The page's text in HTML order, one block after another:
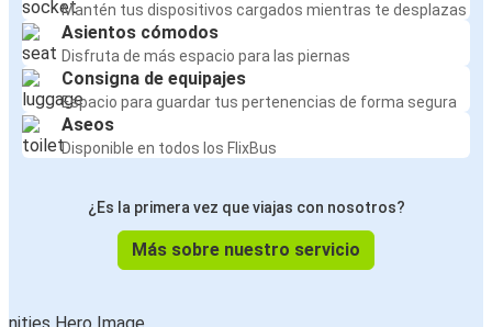
Mantén tus dispositivos cargados mientras te desplazas
Asientos cómodos
Disfruta de más espacio para las piernas
Consigna de equipajes
Espacio para guardar tus pertenencias de forma segura
Aseos
Disponible en todos los FlixBus
¿Es la primera vez que viajas con nosotros?
Más sobre nuestro servicio